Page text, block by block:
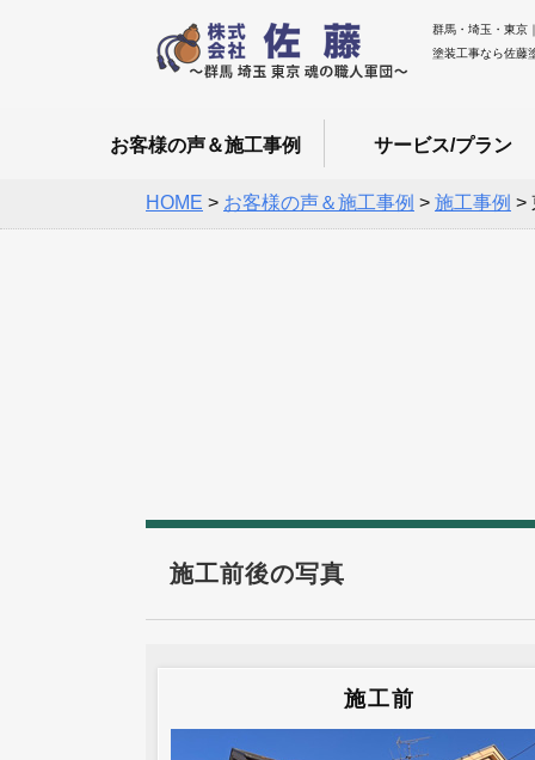
群馬・埼玉・東京
塗装工事なら佐藤
お客様の声＆施工事例 サービス/プラン
HOME > お客様の声＆施工事例 > 施工事例 >
施工前後の写真
施工前